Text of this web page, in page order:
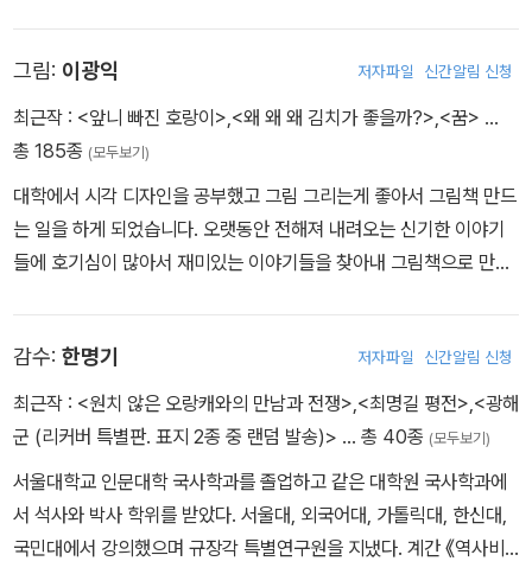
수상했습니다. 현재 계명대학교 문예창작학과 겸임 교수이기도 합니
다. 이순신의 삶에 마음이 이끌려 이순신 유적 답사기 《이순신을 찾아
떠난 여행》을 썼고, 어린이들이 《난중일기》와 친해지고 인간 이순신
기》를 썼습니다. 그리고 《삼국유사》를 쓴 일연 스님의 발자취를 다룬
다큐멘터리 〈삼국유사, 일연의 꿈〉을 만든 후 어린이를 위한 《삼국유
사》 길잡이 《일연 스님이 전해 준 역사 속 옛이야기, 삼국유사》를 썼
습니다.
그림: 이광익 저자파일 신간알림 신청
최근작 : <앞니 빠진 호랑이>,<왜 왜 왜 김치가 좋을까?>,<꿈> …
총 185종 (모두보기)
대학에서 시각 디자인을 공부했고 그림 그리는게 좋아서 그림책 만드
는 일을 하게 되었습니다. 오랫동안 전해져 내려오는 신기한 이야기
들에 호기심이 많아서 재미있는 이야기들을 찾아내 그림책으로 만들
감수: 한명기 저자파일 신간알림 신청
최근작 : <원치 않은 오랑캐와의 만남과 전쟁>,<최명길 평전>,<광해
군 (리커버 특별판. 표지 2종 중 랜덤 발송)> … 총 40종 (모두보기)
서울대학교 인문대학 국사학과를 졸업하고 같은 대학원 국사학과에
서 석사와 박사 학위를 받았다. 서울대, 외국어대, 가톨릭대, 한신대,
국민대에서 강의했으며 규장각 특별연구원을 지냈다. 계간 《역사비